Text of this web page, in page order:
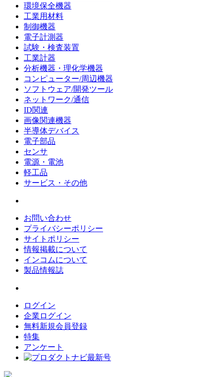
環境保全機器
工業用材料
制御機器
電子計測器
試験・検査装置
工業計器
分析機器・理化学機器
コンピューター/周辺機器
ソフトウェア/開発ツール
ネットワーク/通信
ID関連
画像関連機器
半導体デバイス
電子部品
センサ
電源・電池
軽工品
サービス・その他
お問い合わせ
プライバシーポリシー
サイトポリシー
情報掲載について
インコムについて
製品情報誌
ログイン
企業ログイン
無料新規会員登録
特集
アンケート